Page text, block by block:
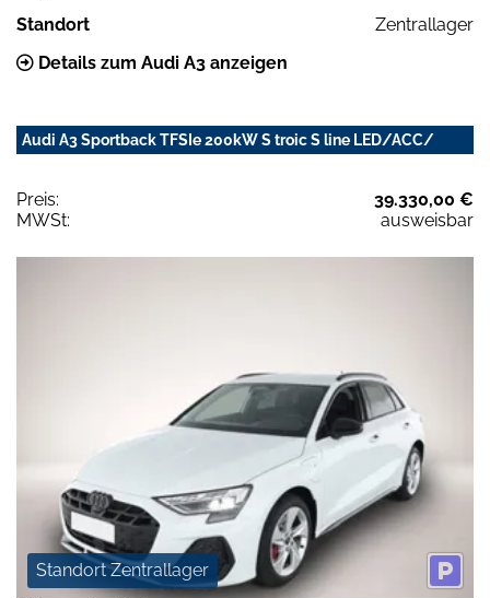
Standort
Zentrallager
Details zum Audi A3 anzeigen
Audi A3 Sportback TFSIe 200kW S troic S line LED/ACC/
Preis:
39.330,00 €
MWSt:
ausweisbar
Standort Zentrallager